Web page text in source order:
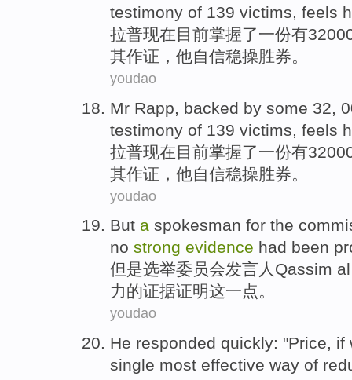
testimony of 139 victims, feels
拉普现在目前掌握了一份有
其作证 ， 他自信稳操胜券。
youdao
Mr Rapp , backed by some 32,
testimony of 139 victims , feels
拉普现在目前掌握了一份有
其作证 ， 他自信稳操胜券 。
youdao
But a spokesman for the
no strong evidence had been
但是选举委员会发言人 Qassim
力的证据证明这一点。
youdao
He responded quickly: "Price, if
single most effective way of